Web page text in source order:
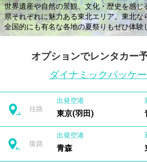
世界遺産や自然の景観、文化・歴史を感じ
県それぞれに魅力ある東北エリア。東北な
全国的にも有名な各地の夏祭りもぜひ体験
オプションでレンタカー
ダイナミックパッケ
往路
出発空港
東京(羽田)
復路
出発空港
青森